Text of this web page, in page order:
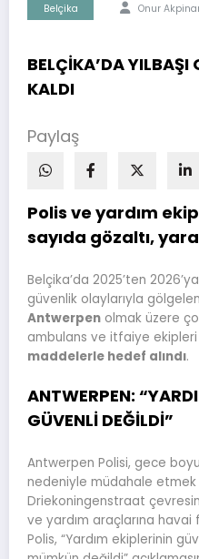
Belçika Onur
BELÇİKA’DA YILBAŞI
KALDI
Paylaş
Polis ve yardım
sayıda gözaltı,
Belçika’da 2025’ten
güvenlik olaylarıyla
Antwerpen olmak üzere
ambulans ve itfaiye ekipleri
maddelerle hedef alındı.
ANTWERPEN:
GÜVENLİ DEĞİLDİ”
Antwerpen Polisi, gece
nedeniyle müdahale etmek
Driekoningenstraat
ve yardım araçlarına havai
Polis, “Yardım ekiplerinin